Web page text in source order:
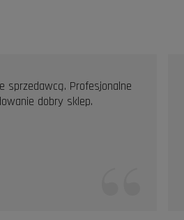
sprzedawcą. Profesjonalne
dobry sklep.